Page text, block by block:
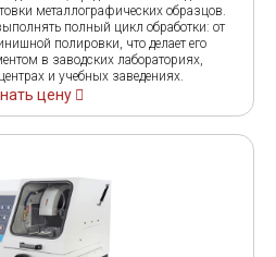
металлографических образцов.
полный цикл обработки: от
полировки, что делает его
в заводских лабораториях,
и учебных заведениях.
цену